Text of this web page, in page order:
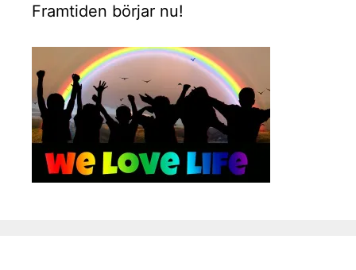
Framtiden börjar nu!